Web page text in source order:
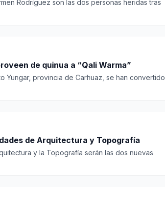
Rodríguez son las dos personas heridas tras
de quinua a “Qali Warma”
Yungar, provincia de Carhuaz, se han convertido
de Arquitectura y Topografía
y la Topografía serán las dos nuevas